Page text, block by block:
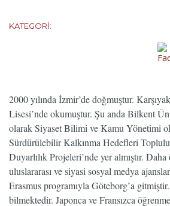
KATEGORİ:
2000 yılında İzmir’de doğmuştur.
Lisesi’nde okumuştur. Şu anda Bilkent
olarak Siyaset Bilimi ve Kamu Yönetimi
Sürdürülebilir Kalkınma Hedefleri
Duyarlılık Projeleri’nde yer almıştır.
uluslararası ve siyasi sosyal medya
Erasmus programıyla Göteborg’a
bilmektedir. Japonca ve Fransızca